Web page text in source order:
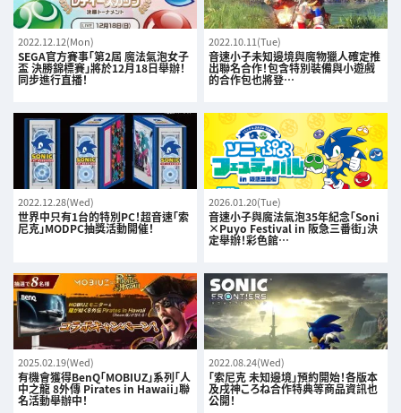
2022.12.12(Mon)
SEGA官方賽事「第2屆 魔法氣泡女子
盃 決勝錦標賽」將於12月18日舉辦！
同步進行直播！
2022.10.11(Tue)
音速小子未知邊境與魔物獵人確定推
出聯名合作！包含特別裝備與小遊戲
的合作包也將登…
2022.12.28(Wed)
世界中只有1台的特別PC！超音速「索
尼克」MODPC抽獎活動開催！
2026.01.20(Tue)
音速小子與魔法氣泡35年紀念「Soni
×Puyo Festival in 阪急三番街」決
定舉辦！彩色館…
2025.02.19(Wed)
有機會獲得BenQ「MOBIUZ」系列「人
中之龍 8外傳 Pirates in Hawaii」聯
名活動舉辦中！
2022.08.24(Wed)
「索尼克 未知邊境」預約開始！各版本
及戌神ころね合作特典等商品資訊也
公開！